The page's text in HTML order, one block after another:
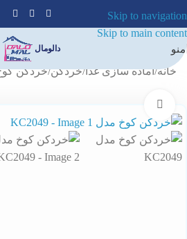
Skip to navigation
Skip to main content
منو
دالومال
خانه/آماده سازی غذا/خردکن/خردکن